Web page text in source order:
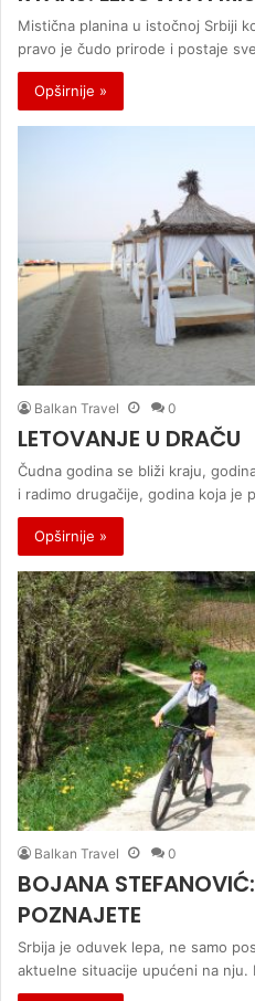
Mistična planina u istočnoj Srbiji
pravo je čudo prirode i postaje
Opširnije »
Balkan Travel 0
LETOVANJE U DRAČU
Čudna godina se bliži kraju,
i radimo drugačije, godina koja je
Opširnije »
Balkan Travel 0
BOJANA
POZNAJETE
Srbija je oduvek lepa, ne samo
aktuelne situacije upućeni na